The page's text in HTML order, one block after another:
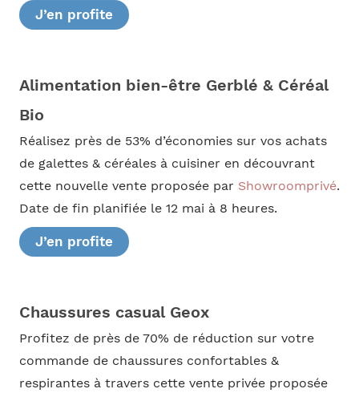
J’en profite
Alimentation bien-être Gerblé & Céréal
Bio
Réalisez près de 53% d’économies sur vos achats
de galettes & céréales à cuisiner en découvrant
cette nouvelle vente proposée par Showroomprivé.
Date de fin planifiée le 12 mai à 8 heures.
J’en profite
Chaussures casual Geox
Profitez de près de 70% de réduction sur votre
commande de chaussures confortables &
respirantes à travers cette vente privée proposée